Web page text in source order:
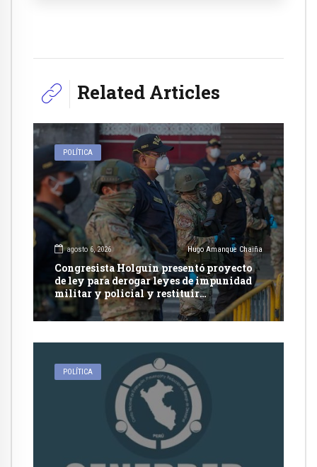
Related Articles
POLÍTICA
agosto 6, 2026 Hugo Amanque Chaiña
Congresista Holguín presentó proyecto
de ley para derogar leyes de impunidad
militar y policial y restituir
competencia de justicia ordinaria
POLÍTICA